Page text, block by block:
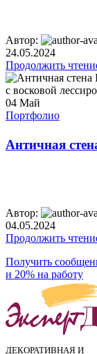
Автор:
24.05.2024
Продолжить
04 Май
Портфолио
Античная
Автор:
04.05.2024
Продолжить
Получить
и 20% на работу
ДЕКОРАТИВНАЯ И